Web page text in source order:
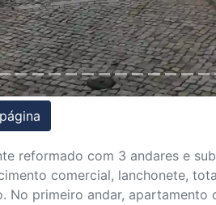
reformado com 3 andares e
comercial, lanchonete,
No primeiro andar, apartamento